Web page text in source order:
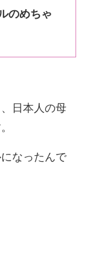
のめちゃ
日本人の母
なったんで